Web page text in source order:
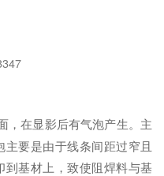
，在显影后有气泡产生。主
要是由于线条间距过窄且
基材上，致使阻焊料与基